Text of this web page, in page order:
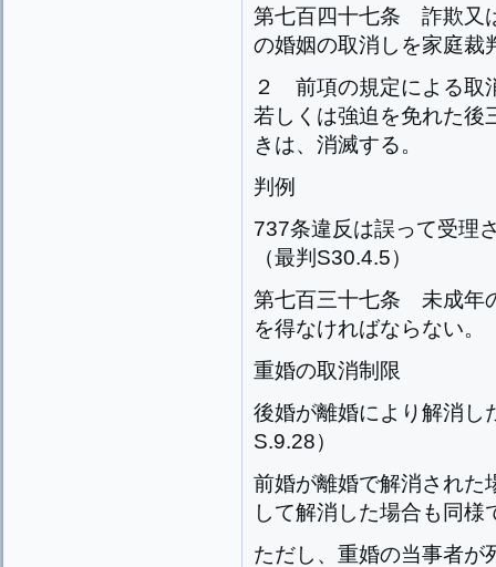
第七百四十七条 詐欺又
の婚姻の取消しを家庭裁
２ 前項の規定による取
若しくは強迫を免れた後
きは、消滅する。
判例
737条違反は誤って受理
（最判S30.4.5）
第七百三十七条 未成年
を得なければならない。
重婚の取消制限
後婚が離婚により解消し
S.9.28）
前婚が離婚で解消された
して解消した場合も同様
ただし、重婚の当事者が